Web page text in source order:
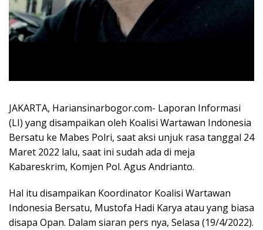
JAKARTA, Hariansinarbogor.com- Laporan Informasi
(LI) yang disampaikan oleh Koalisi Wartawan Indonesia
Bersatu ke Mabes Polri, saat aksi unjuk rasa tanggal 24
Maret 2022 lalu, saat ini sudah ada di meja
Kabareskrim, Komjen Pol. Agus Andrianto.
Hal itu disampaikan Koordinator Koalisi Wartawan
Indonesia Bersatu, Mustofa Hadi Karya atau yang biasa
disapa Opan. Dalam siaran pers nya, Selasa (19/4/2022).